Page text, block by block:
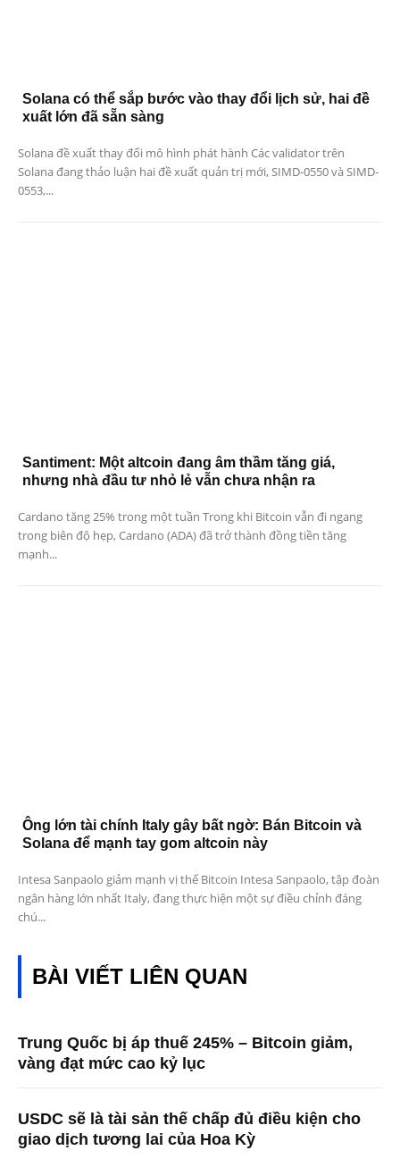
Solana có thể sắp bước vào thay đổi lịch sử, hai đề
xuất lớn đã sẵn sàng
Solana đề xuất thay đổi mô hình phát hành Các validator trên
Solana đang thảo luận hai đề xuất quản trị mới, SIMD-0550 và SIMD-
0553,...
Santiment: Một altcoin đang âm thầm tăng giá,
nhưng nhà đầu tư nhỏ lẻ vẫn chưa nhận ra
Cardano tăng 25% trong một tuần Trong khi Bitcoin vẫn đi ngang
trong biên độ hẹp, Cardano (ADA) đã trở thành đồng tiền tăng
mạnh...
Ông lớn tài chính Italy gây bất ngờ: Bán Bitcoin và
Solana để mạnh tay gom altcoin này
Intesa Sanpaolo giảm mạnh vị thế Bitcoin Intesa Sanpaolo, tập đoàn
ngân hàng lớn nhất Italy, đang thực hiện một sự điều chỉnh đáng
chú...
BÀI VIẾT LIÊN QUAN
Trung Quốc bị áp thuế 245% – Bitcoin giảm,
vàng đạt mức cao kỷ lục
USDC sẽ là tài sản thế chấp đủ điều kiện cho
giao dịch tương lai của Hoa Kỳ